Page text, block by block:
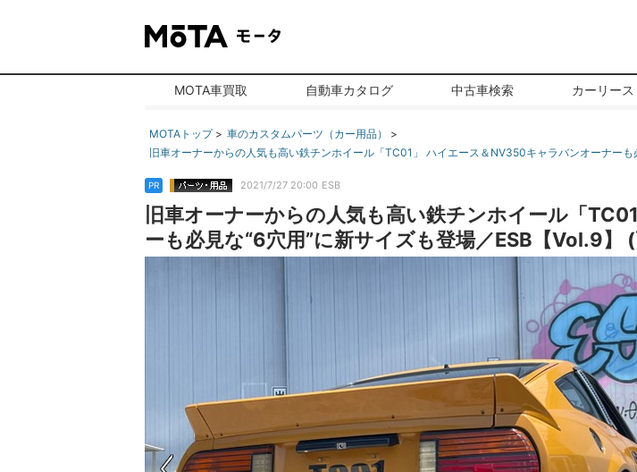
MOTA車買取 自動車カタログ 中古車検索 カーリース
MOTAトップ
車のカスタムパーツ（カー用品）
旧車オーナーからの人気も高い鉄チンホイール「TC01」 ハイエース＆NV350キャラバンオーナーも
PR 2021/7/27 20:00 ESB
旧車オーナーからの人気も高い鉄チンホイール「
ーも必見な“6穴用”に新サイズも登場／ESB【Vol.9】